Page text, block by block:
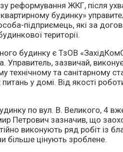
реформування ЖКГ, після
будинку»
підприємець, які за
території.
будинку є ТзОВ
Управитель, зазвичай,
та санітарному
у домі. Від якості
по вул. В. Великого, 4
Петрович зазначив, що
виконують ряд робіт із
більше цінують зроблене.